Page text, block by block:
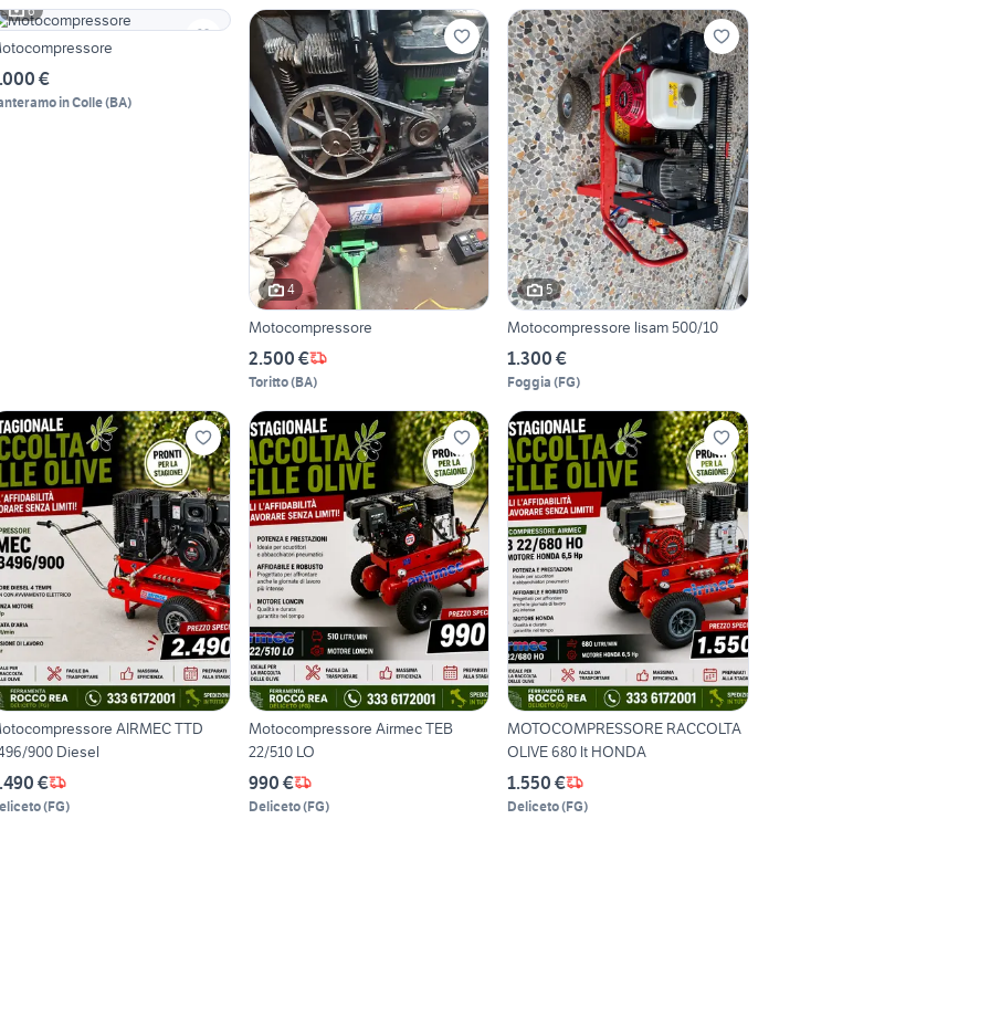
6
€
in Colle(BA)
4
Motocompressore
2.500 €
Toritto(BA)
5
Motocompressore lisam 500/10
1.300 €
Foggia (FG)
AIRMEC TTD
900 Diesel
€
(FG)
Motocompressore Airmec TEB
22/510 LO
990 €
Deliceto(FG)
MOTOCOMPRESSORE RACCOLTA
OLIVE 680 lt HONDA
1.550 €
Deliceto(FG)